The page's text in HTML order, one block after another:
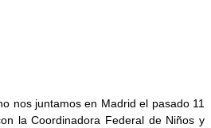
nos juntamos en Madrid el pasado 11
la Coordinadora Federal de Niños y